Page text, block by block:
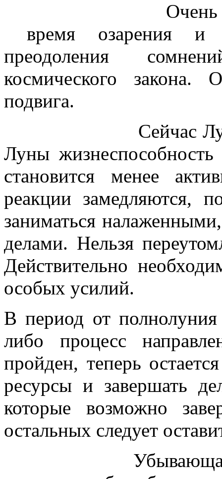
Очень
время озарения и
преодоления
космического закона.
подвига.
Сейчас Луна
Луны жизнеспособность
становится менее
реакции замедляются,
заниматься
делами. Нельзя
Действительно
особых усилий.
В период от полнолуния
либо процесс
пройден, теперь
ресурсы и завершать
которые возможно
остальных следует
Убывающая луна